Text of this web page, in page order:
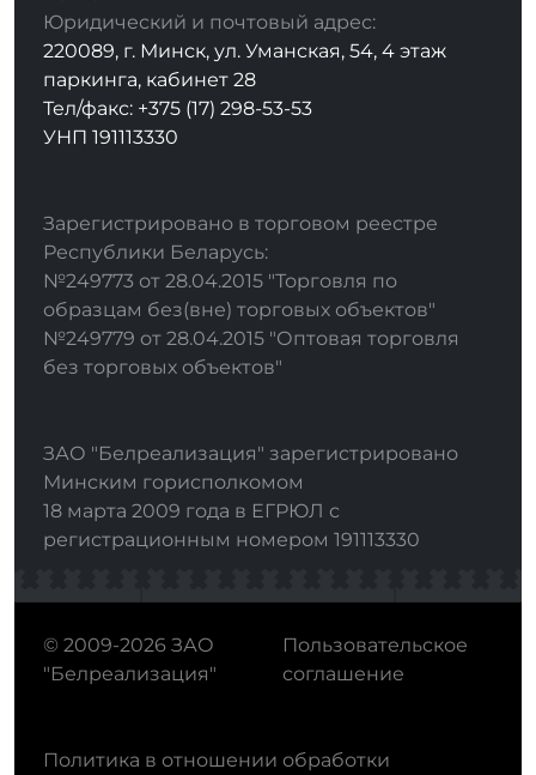
Юридический и почтовый адрес:
220089, г. Минск, ул. Уманская, 54, 4 этаж
паркинга, кабинет 28
Тел/факс: +375 (17) 298-53-53
УНП 191113330
Зарегистрировано в торговом реестре
Республики Беларусь:
№249773 от 28.04.2015 "Торговля по
образцам без(вне) торговых объектов"
№249779 от 28.04.2015 "Оптовая торговля
без торговых объектов"
ЗАО "Белреализация" зарегистрировано
Минским горисполкомом
18 марта 2009 года в ЕГРЮЛ с
регистрационным номером 191113330
© 2009-2026 ЗАО
"Белреализация"
Пользовательское
соглашение
Политика в отношении обработки